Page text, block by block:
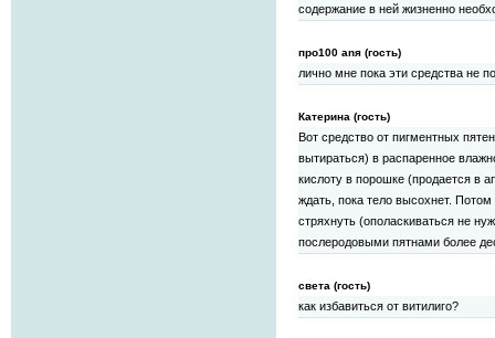
содержание в ней жизненно
про100 anя (гость)
лично мне пока эти средства не
Катерина (гость)
Вот средство от пигментных
вытираться) в распаренное
кислоту в порошке (продается в
ждать, пока тело высохнет.
стряхнуть (ополаскиваться не
послеродовыми пятнами более
света (гость)
как избавиться от витилиго?